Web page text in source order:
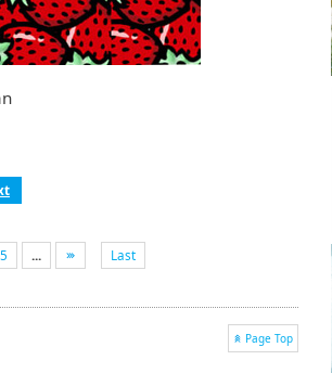
5 ... Last
Page Top